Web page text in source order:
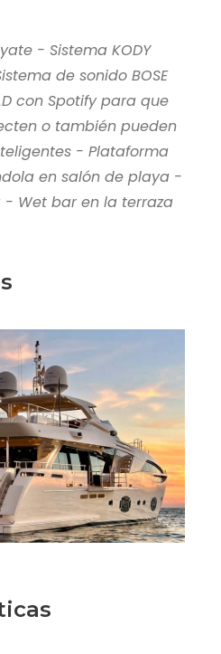
- Sistema KODY
de sonido BOSE
con Spotify para que
o también pueden
- Plataforma
en salón de playa -
- Wet bar en la terraza